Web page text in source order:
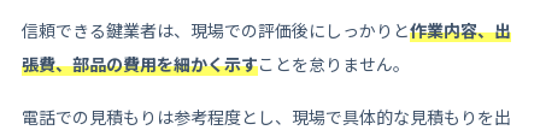
信頼できる鍵業者は、現場での評価後にしっかりと作業内容、出
張費、部品の費用を細かく示すことを怠りません。
電話での見積もりは参考程度とし、現場で具体的な見積もりを出